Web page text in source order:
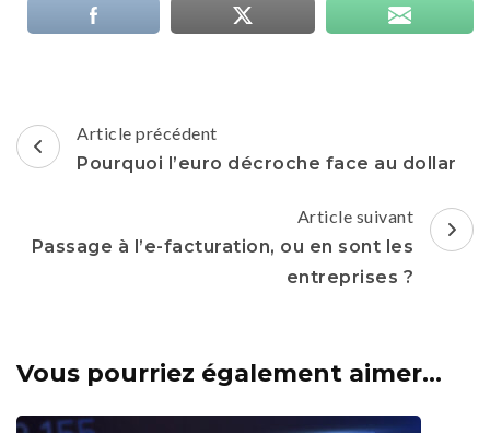
Navigation
d'article
Article précédent
Pourquoi l’euro décroche face au dollar
Article suivant
Passage à l’e-facturation, ou en sont les
entreprises ?
Vous pourriez également aimer...